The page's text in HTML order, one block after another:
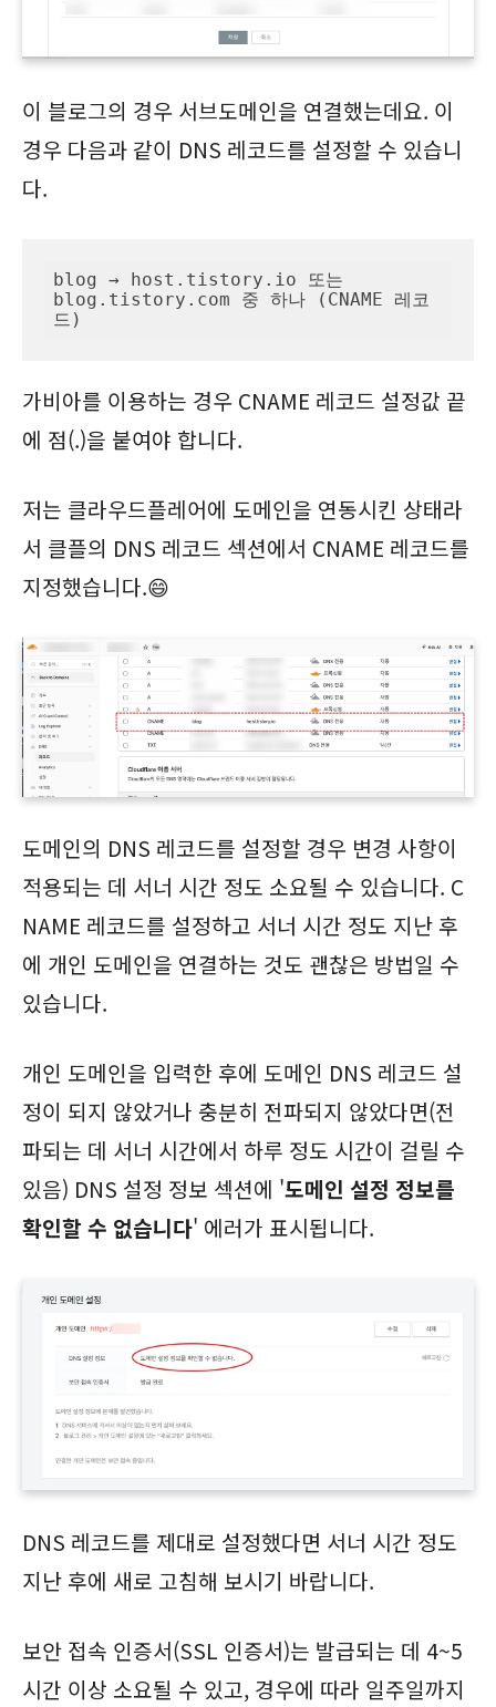
이 블로그의 경우 서브도메인을 연결했는데요. 이
경우 다음과 같이 DNS 레코드를 설정할 수 있습니
다.
blog → host.tistory.io 또는
blog.tistory.com 중 하나 (CNAME 레코
드)
가비아를 이용하는 경우 CNAME 레코드 설정값 끝
에 점(.)을 붙여야 합니다.
저는 클라우드플레어에 도메인을 연동시킨 상태라
서 클플의 DNS 레코드 섹션에서 CNAME 레코드를
지정했습니다.😄
도메인의 DNS 레코드를 설정할 경우 변경 사항이
적용되는 데 서너 시간 정도 소요될 수 있습니다. C
NAME 레코드를 설정하고 서너 시간 정도 지난 후
에 개인 도메인을 연결하는 것도 괜찮은 방법일 수
있습니다.
개인 도메인을 입력한 후에 도메인 DNS 레코드 설
정이 되지 않았거나 충분히 전파되지 않았다면(전
파되는 데 서너 시간에서 하루 정도 시간이 걸릴 수
있음) DNS 설정 정보 섹션에 '도메인 설정 정보를
확인할 수 없습니다' 에러가 표시됩니다.
DNS 레코드를 제대로 설정했다면 서너 시간 정도
지난 후에 새로 고침해 보시기 바랍니다.
보안 접속 인증서(SSL 인증서)는 발급되는 데 4~5
시간 이상 소요될 수 있고, 경우에 따라 일주일까지